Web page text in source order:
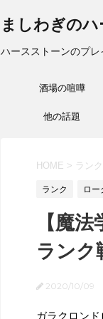
ましわぎの
ハースストーンのプ
酒場の喧嘩
他の話題
HOME > ランク
ランク ロー
【魔
ランク
2020/10/09
ガラクロン